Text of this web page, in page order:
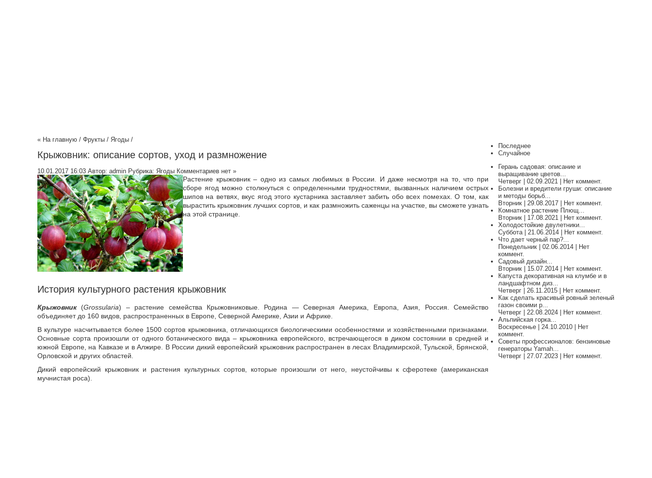
« На главную / Фрукты / Ягоды /
Крыжовник: описание сортов, уход и размножение
10.01.2017 16:03 Автор: admin Рубрика: Ягоды Комментариев нет »
Растение крыжовник – одно из самых любимых в России. И даже несмотря на то, что при
сборе ягод можно столкнуться с определенными трудностями, вызванных наличием острых
шипов на ветвях, вкус ягод этого кустарника заставляет забить обо всех помехах. О том, как
вырастить крыжовник лучших сортов, и как размножить саженцы на участке, вы сможете узнать
на этой странице.
История культурного растения крыжовник
Крыжовник(Grossularia) – растение семейства Крыжовниковые. Родина — Северная Америка, Европа, Азия, Россия. Семейство
объединяет до 160 видов, распространенных в Европе, Северной Америке, Азии и Африке.
В культуре насчитывается более 1500 сортов крыжовника, отличающихся биологическими особенностями и хозяйственными признаками.
Основные сорта произошли от одного ботанического вида – крыжовника европейского, встречающегося в диком состоянии в средней и
южной Европе, на Кавказе и в Алжире. В России дикий европейский крыжовник распространен в лесах Владимирской, Тульской, Брянской,
Орловской и других областей.
Дикий европейский крыжовник и растения культурных сортов, которые произошли от него, неустойчивы к сферотеке (американская
мучнистая роса).
Последнее
Случайное
Герань садовая: описание и
выращивание цветов...
Четверг | 02.09.2021 | Нет коммент.
Болезни и вредители груши: описание
и методы борьб...
Вторник | 29.08.2017 | Нет коммент.
Комнатное растение Плющ...
Вторник | 17.08.2021 | Нет коммент.
Холодостойкие двулетники...
Суббота | 21.06.2014 | Нет коммент.
Что дает черный пар?...
Понедельник | 02.06.2014 | Нет
коммент.
Садовый дизайн...
Вторник | 15.07.2014 | Нет коммент.
Капуста декоративная на клумбе и в
ландшафтном диз...
Четверг | 26.11.2015 | Нет коммент.
Как сделать красивый ровный зеленый
газон своими р...
Четверг | 22.08.2024 | Нет коммент.
Альпийская горка...
Воскресенье | 24.10.2010 | Нет
коммент.
Советы профессионалов: бензиновые
генераторы Yamah...
Четверг | 27.07.2023 | Нет коммент.